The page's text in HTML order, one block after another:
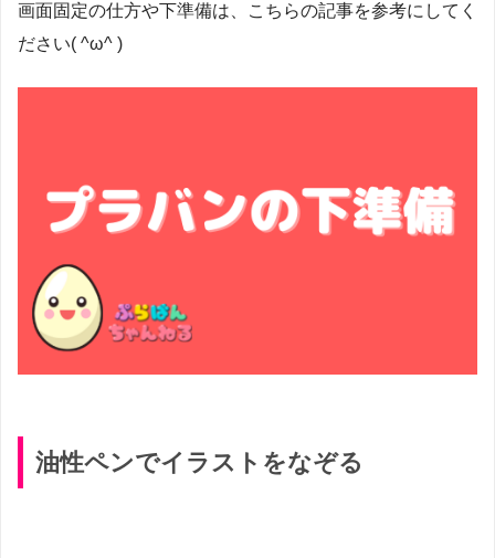
画面固定の仕方や下準備は、こちらの記事を参考にしてく
ださい( ^ω^ )
油性ペンでイラストをなぞる